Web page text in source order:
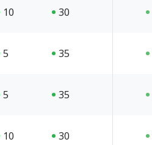
10 30
5 35
5 35
10 30